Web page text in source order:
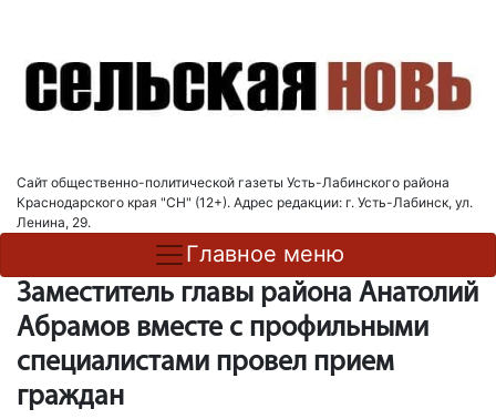
Сайт общественно-политической газеты Усть-Лабинского района
Краснодарского края "СН" (12+). Адрес редакции: г. Усть-Лабинск, ул.
Ленина, 29.
Главное меню
Заместитель главы района Анатолий
Абрамов вместе с профильными
специалистами провел прием
граждан